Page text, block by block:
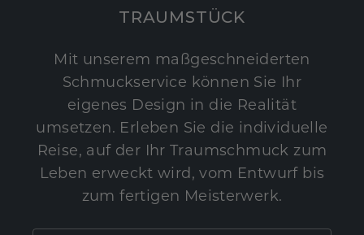
TRAUMSTÜCK
Mit unserem maßgeschneiderten
Schmuckservice können Sie Ihr
eigenes Design in die Realität
umsetzen. Erleben Sie die individuelle
Reise, auf der Ihr Traumschmuck zum
Leben erweckt wird, vom Entwurf bis
zum fertigen Meisterwerk.